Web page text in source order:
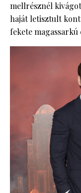
mellrésznél
haját letisztult
fekete magassarkú